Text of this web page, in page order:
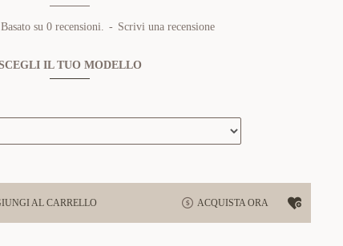
Basato su 0 recensioni. - Scrivi una recensione
IL TUO MODELLO
AL CARRELLO ACQUISTA ORA